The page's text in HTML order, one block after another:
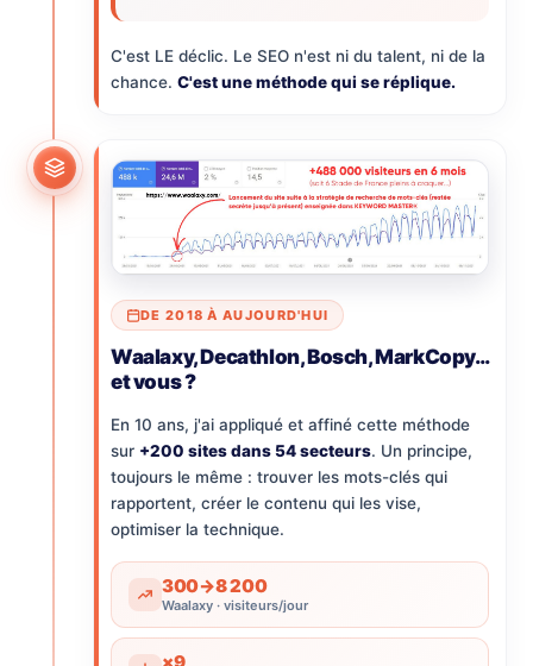
C'est LE déclic. Le SEO n'est ni du talent, ni de la
chance. C'est une méthode qui se réplique.
DE 2018 À AUJOURD'HUI
Waalaxy, Decathlon, Bosch, MarkCopy…
et vous ?
En 10 ans, j'ai appliqué et affiné cette méthode
sur +200 sites dans 54 secteurs. Un principe,
toujours le même : trouver les mots-clés qui
rapportent, créer le contenu qui les vise,
optimiser la technique.
300→8 200
Waalaxy · visiteurs/jour
×9